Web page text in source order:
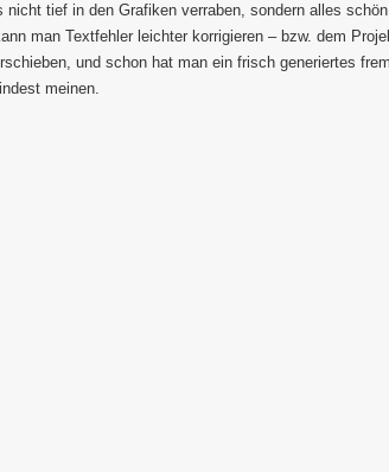
nicht tief in den Grafiken verraben, sondern alles
man Textfehler leichter korrigieren – bzw. dem
und schon hat man ein frisch generiertes
meinen.